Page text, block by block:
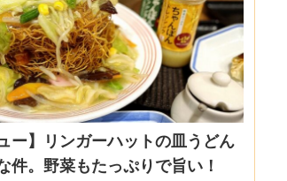
ー】リンガーハットの皿うどん
件。野菜もたっぷりで旨い！